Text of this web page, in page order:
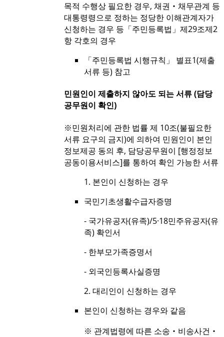
목적 수행상 필요한 경우, 채권‧채무관계 등
대통령령으로 정하는 정당한 이해관계자가
신청하는 경우 등「주민등록법」제29조제2
항 각호의 경우
「주민등록법 시행규칙」 별표1(제출
서류 등) 참고
민원인이 제출하지 않아도 되는 서류 (담당
공무원이 확인)
※민원처리에 관한 법률 제 10조(불필요한
서류 요구의 금지)에 의하여 민원인이 본인
정보제공 동의 후, 담당공무원이 [행정정보
공동이용서비스]를 통하여 확인 가능한 서류
1. 본인이 신청하는 경우
국민기초생활수급자증명
- 국가유공자(유족)/5·18민주유공자(유
족) 확인서
- 한부모가족증명서
- 외국인등록사실증명
2. 대리인이 신청하는 경우
본인이 신청하는 경우와 같음
※ 관계법령에 따른 소송‧비송사건‧